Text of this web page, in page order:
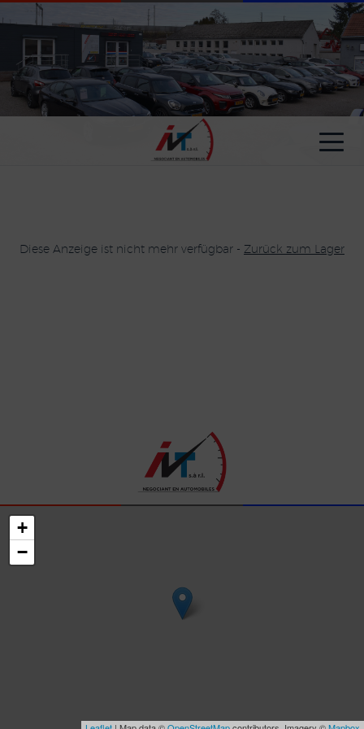
Diese Anzeige ist nicht mehr verfügbar - Zurück zum Lager
+
−
Cookie-Einstellungen